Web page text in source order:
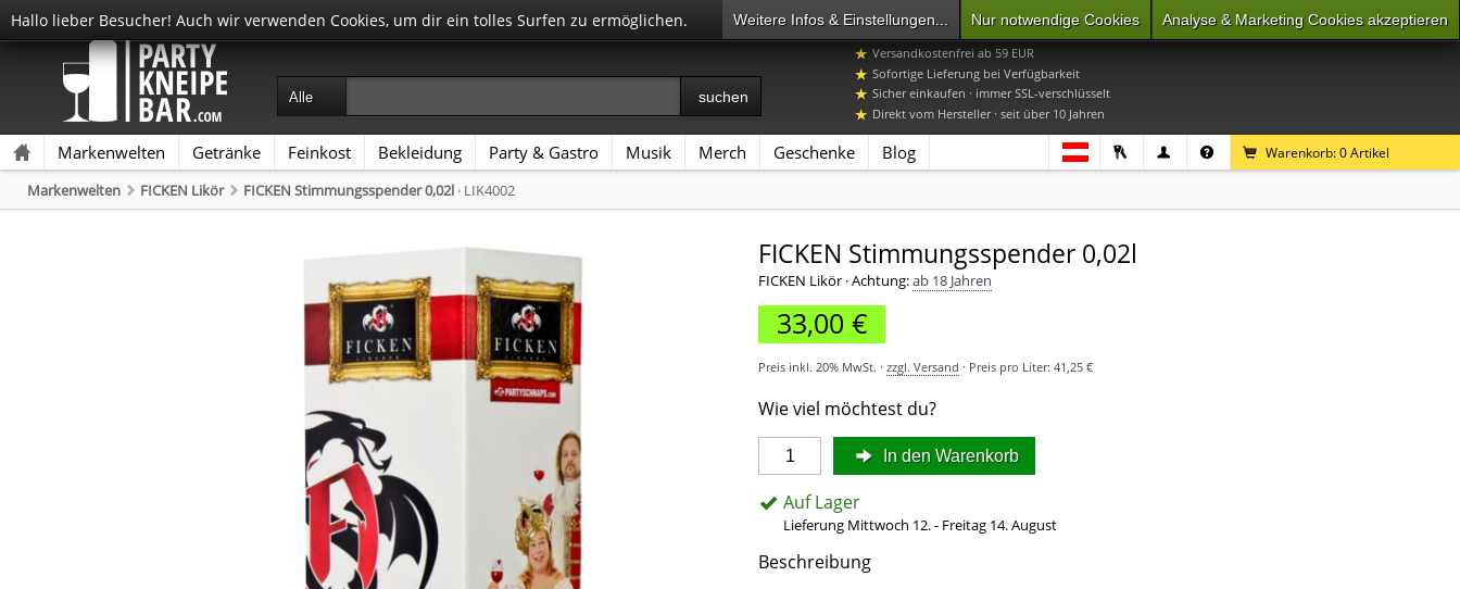
Warenkorb:0Artikel
Markenwelten Getränke Feinkost Bekleidung Party & Gastro Musik Merch Geschenke Blog
+49 7392 96649-0 Mo-Do 9-16 Uhr, Fr 9-15 Uhr
Versandkostenfrei ab 59 EUR
Sofortige Lieferung bei Verfügbarkeit
Sicher einkaufen · immer SSL-verschlüsselt
Direkt vom Hersteller · seit über 10 Jahren
Markenwelten FICKEN Likör FICKEN Stimmungsspender 0,02l · LIK4002
FICKEN Stimmungsspender 0,02l
FICKEN Likör ·Achtung:ab 18 Jahren
33,00 €
Preis inkl. 20% MwSt. · zzgl. Versand · Preis pro Liter: 41,25 €
Wie viel möchtest du?
In den Warenkorb
Auf Lager
Lieferung Mittwoch 12. - Freitag 14. August
Beschreibung
Hallo lieber Besucher! Auch wir verwenden Cookies, um dir ein tolles Surfen zu ermöglichen. Analyse & Marketing Cookies akzeptieren
Nur notwendige Cookies
Weitere Infos & Einstellungen...